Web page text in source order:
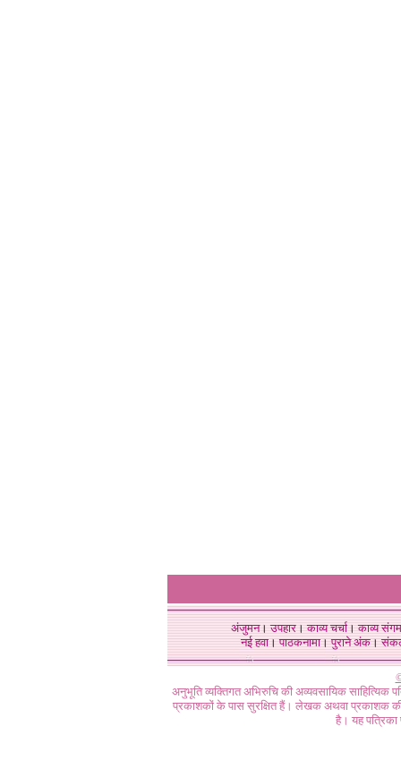
अंजुमन।उपहार।काव्य चर्चा।काव्य संगम
नई हवा। पाठकनामा। पुराने अंक।
अनुभूति व्यक्तिगत अभिरुचि की अव्यवसायिक
प्रकाशकों के पास सुरक्षित हैं। लेखक अथवा प्रकाशक की
है। यह पत्रिका